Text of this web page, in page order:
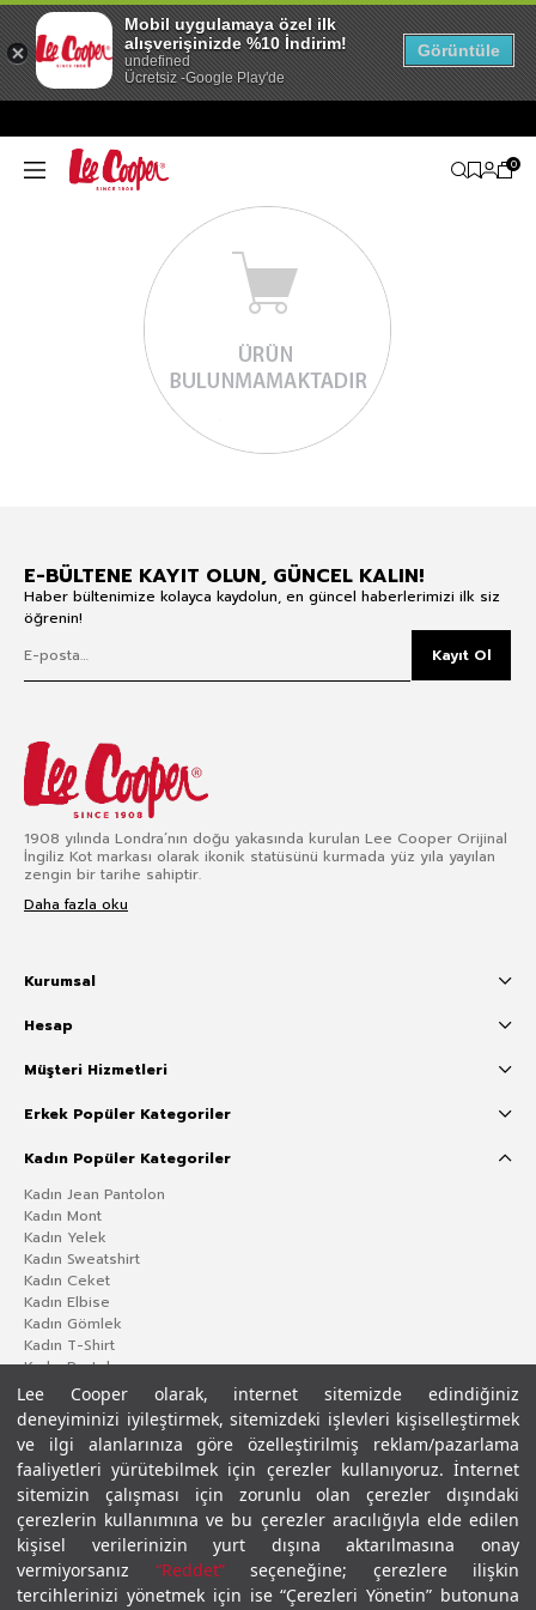
Lee Cooper olarak, internet sitemizde edindiğiniz
deneyiminizi iyileştirmek, sitemizdeki işlevleri kişiselleştirmek
ve ilgi alanlarınıza göre özelleştirilmiş reklam/pazarlama
faaliyetleri yürütebilmek için çerezler kullanıyoruz. İnternet
sitemizin çalışması için zorunlu olan çerezler dışındaki
çerezlerin kullanımına ve bu çerezler aracılığıyla elde edilen
kişisel verilerinizin yurt dışına aktarılmasına onay
vermiyorsanız “Reddet”seçeneğine; çerezlere ilişkin
tercihlerinizi yönetmek için ise “Çerezleri Yönetin” butonuna
0
E-BÜLTENE KAYIT OLUN, GÜNCEL KALIN!
Haber bültenimize kolayca kaydolun, en güncel haberlerimizi ilk siz
öğrenin!
Kayıt Ol
1908 yılında Londra’nın doğu yakasında kurulan Lee Cooper Orijinal
İngiliz Kot markası olarak ikonik statüsünü kurmada yüz yıla yayılan
zengin bir tarihe sahiptir.
Daha fazla oku
Kurumsal
Hesap
Müşteri Hizmetleri
Erkek Popüler Kategoriler
Kadın Popüler Kategoriler
Kadın Jean Pantolon
Kadın Mont
Kadın Yelek
Kadın Sweatshirt
Kadın Ceket
Kadın Elbise
Kadın Gömlek
Kadın T-Shirt
Kadın Pantolon
Gizlilik PolitikasıÇerez PolitikasıKVKK Aydınlatma MetniŞartlar ve Koşullar
Mobil uygulamaya özel ilk
alışverişinizde %10 İndirim!
undefined
Ücretsiz -Google Play'de
Görüntüle